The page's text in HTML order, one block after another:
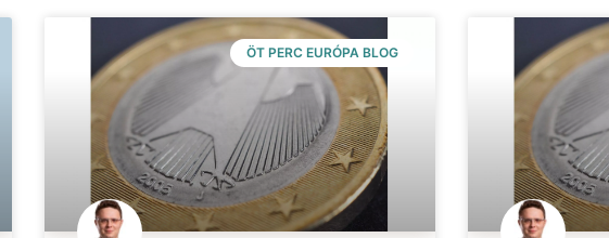
ÖT PERC EURÓPA BLOG